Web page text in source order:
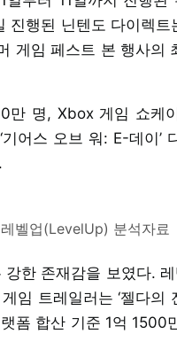
진행된 닌텐도 다이렉
게임 페스트 본 행사의
만 명, Xbox 게임 쇼케
어스 오브 워: E-데이’
레벨업(LevelUp) 분석자료
한 존재감을 보였다.
임 트레일러는 ‘젤다의
폼 합산 기준 1억 1500